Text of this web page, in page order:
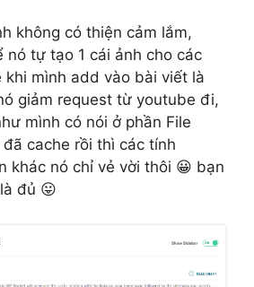
không có thiện cảm lắm,
nó tự tạo 1 cái ảnh cho các
mình add vào bài viết là
giảm request từ youtube đi,
mình có nói ở phần File
cache rồi thì các tính
khác nó chỉ vẻ vời thôi 😀 bạn
đủ 😛